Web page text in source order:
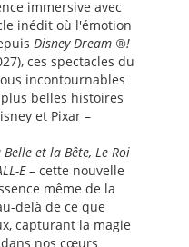
immersive avec
inédit où l'émotion
Disney Dream ®!
ces spectacles du
incontournables
belles histoires
et Pixar –
Belle et la Bête, Le Roi
E – cette nouvelle
même de la
delà de ce que
capturant la magie
nos cœurs